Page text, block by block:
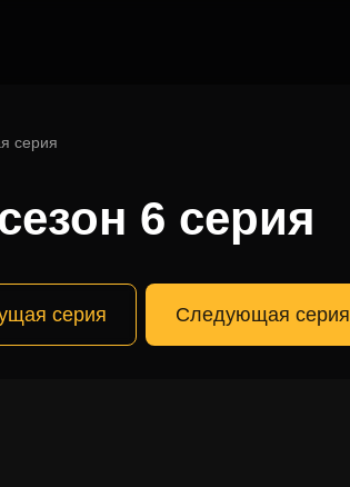
серия
6 серия
серия Следующая серия